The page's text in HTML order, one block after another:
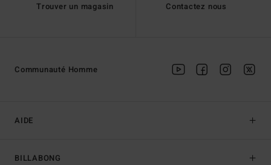
Trouver un magasin Contactez nous
AIDE
BILLABONG
Communauté Homme